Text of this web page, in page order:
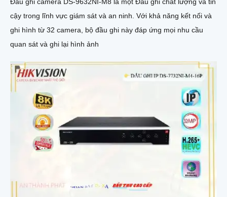
Đầu ghi camera DS-9632NI-M8 là một Đầu ghi chất lượng và tin
cậy trong lĩnh vực giám sát và an ninh. Với khả năng kết nối và
ghi hình từ 32 camera, bộ đầu ghi này đáp ứng mọi nhu cầu
quan sát và ghi lại hình ảnh